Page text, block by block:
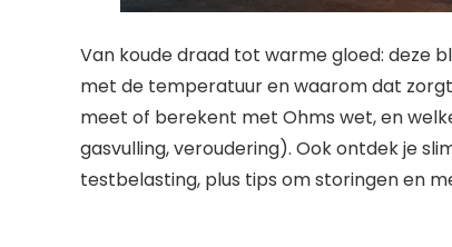
Van koude draad tot warme gloed: deze
met de temperatuur en waarom dat
meet of berekent met Ohms wet, en
gasvulling, veroudering). Ook ontdek je
testbelasting, plus tips om storingen en